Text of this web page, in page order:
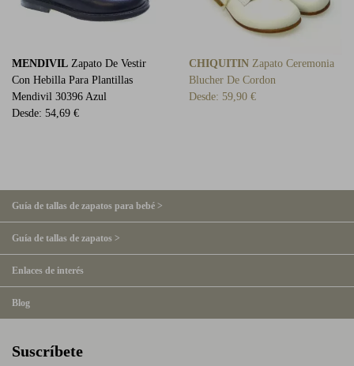
MENDIVIL Zapato De Vestir
Con Hebilla Para Plantillas
Mendivil 30396 Azul
Desde: 54,69 €
CHIQUITIN Zapato Ceremonia
Blucher De Cordon
Desde: 59,90 €
Guía de tallas de zapatos para bebé >
Guía de tallas de zapatos >
Enlaces de interés
Blog
Suscríbete